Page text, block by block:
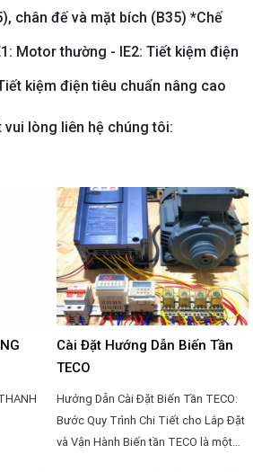
chân đế và mặt bích (B35) *Chế
Motor thường - IE2: Tiết kiệm điện
kiệm điện tiêu chuẩn nâng cao
lòng liên hệ chúng tôi:
Cài Đặt Hướng Dẫn Biến Tần
TECO
Hướng Dẫn Cài Đặt Biến Tần TECO:
Bước Quy Trình Chi Tiết cho Lắp Đặt
và Vận Hành Biến tần TECO là một